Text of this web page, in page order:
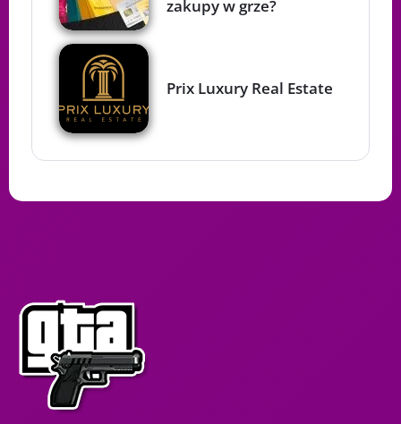
zakupy w grze?
Prix Luxury Real Estate